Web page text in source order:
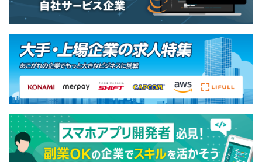
BigQuery、pandas、NumPy
【作業環境】
当社では、品質向上と自由度の高い開発環境の両立を重視
しています。すべてのコードはレビューを経てデプロイさ
れ、常にリファクタリングをおこなうことでコードの健全
性を維持しています。
契約更新の有無・契約期間の定め
あり(3カ月～6カ月間の試用期間後は正社員)
契約更新の判断基準
本人の能力、業務量、業務成績、勤務態度、会社の契約状
況により判断
契約更新の上限
更新1～2回まで（正社員へ登用）